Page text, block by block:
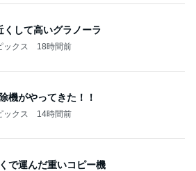
くして高いグラノーラ
ックス 18時間前
機がやってきた！！
ックス 14時間前
で運んだ重いコピー機